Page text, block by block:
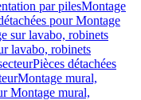
par pilesMontage
pour Montage
sur lavabo, robinets
lavabo, robinets
Pièces détachées
Montage mural,
Montage mural,